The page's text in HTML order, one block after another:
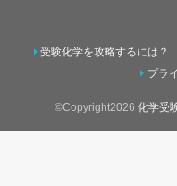
受験化学を攻略するには？
プラ
©Copyright2026 化学受